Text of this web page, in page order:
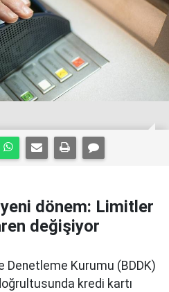
dönem: Limitler
değişiyor
Denetleme Kurumu (BDDK)
kredi kartı